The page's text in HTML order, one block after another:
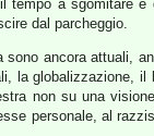
a sgomitare e
dal parcheggio.
ancora attuali,
la globalizzazione,
non su una
personale, al